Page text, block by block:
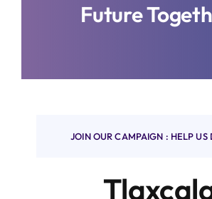
Future
JOIN OUR CAMPAIGN : HELP US